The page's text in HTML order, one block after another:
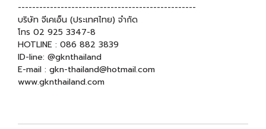
--------------------------------------------------
บริษัท จีเคเอ็น (ประเทศไทย) จำกัด
โทร 02 925 3347-8
HOTLINE : 086 882 3839
ID-line: @gknthailand
E-mail : gkn-thailand@hotmail.com
www.gknthailand.com